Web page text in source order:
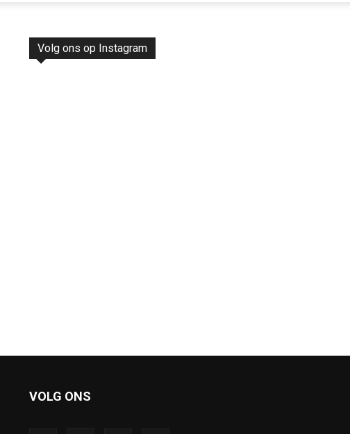
Volg ons op Instagram
VOLG ONS